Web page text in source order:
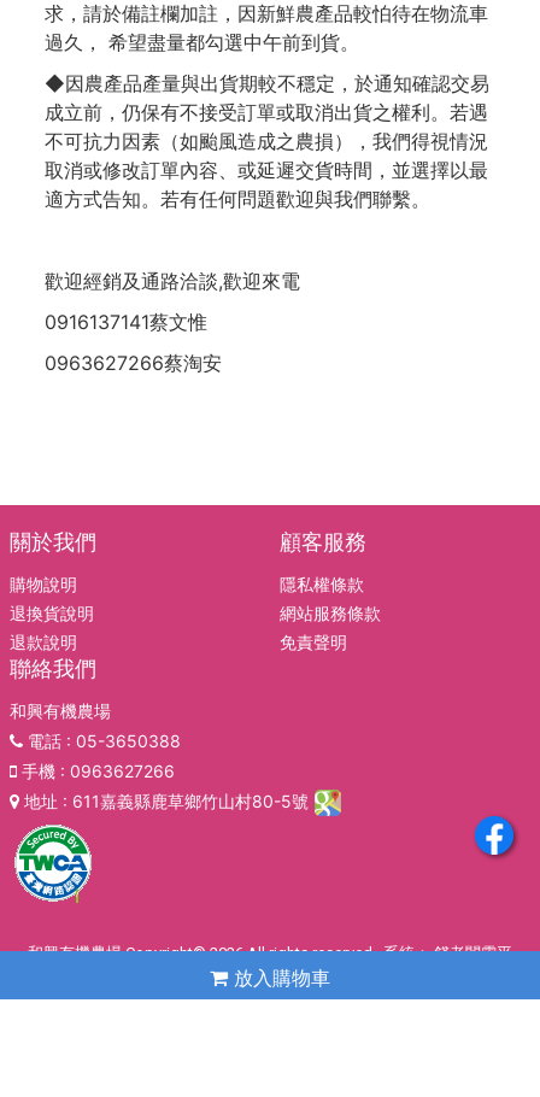
求，請於備註欄加註，因新鮮農產品較怕待在物流車
過久， 希望盡量都勾選中午前到貨。
◆因農產品產量與出貨期較不穩定，於通知確認交易
成立前，仍保有不接受訂單或取消出貨之權利。若遇
不可抗力因素（如颱風造成之農損），我們得視情況
取消或修改訂單內容、或延遲交貨時間，並選擇以最
適方式告知。若有任何問題歡迎與我們聯繫。
歡迎經銷及通路洽談,歡迎來電
0916137141蔡文惟
0963627266蔡淘安
關於我們
購物說明
退換貨說明
退款說明
顧客服務
隱私權條款
網站服務條款
免責聲明
聯絡我們
和興有機農場
電話: 05-3650388
手機 : 0963627266
地址 : 611嘉義縣鹿草鄉竹山村80-5號
和興有機農場 Copyright© 2026 All rights reserved. 系統：錢老闆雲平
台
放入購物車